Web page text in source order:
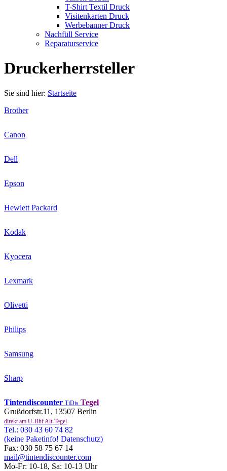
T-Shirt Textil Druck
Visitenkarten Druck
Werbebanner Druck
Nachfüll Service
Reparaturservice
Druckerherrsteller
Sie sind hier: Startseite
Brother
Canon
Dell
Epson
Hewlett Packard
Kodak
Kyocera
Lexmark
Olivetti
Philips
Samsung
Sharp
Tintendiscounter TiDis Tegel
Grußdorfstr.11, 13507 Berlin
direkt am U-Bhf Alt-Tegel
Tel.: 030 43 60 74 82
(keine Paketinfo! Datenschutz)
Fax: 030 58 75 67 14
mail@tintendiscounter.com
Mo-Fr: 10-18, Sa: 10-13 Uhr